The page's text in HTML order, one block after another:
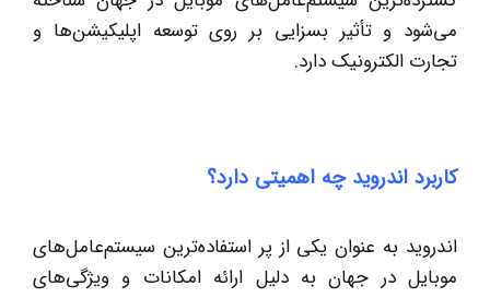
می‌شود و تأثیر بسزایی بر روی توسعه اپلیکیشن‌ها و
تجارت الکترونیک دارد.
کاربرد اندروید چه اهمیتی دارد؟
اندروید به عنوان یکی از پر استفاده‌ترین سیستم‌عامل‌های
موبایل در جهان به دلیل ارائه امکانات و ویژگی‌های